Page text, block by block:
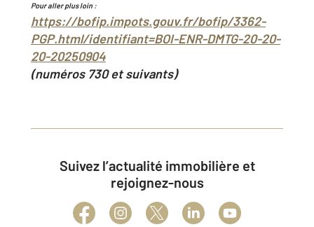
Pour aller plus loin :
https://bofip.impots.gouv.fr/bofip/3362-
PGP.html/identifiant=BOI-ENR-DMTG-20-20-
20-20250904
(numéros 730 et suivants)
Suivez l’actualité immobilière et
rejoignez-nous